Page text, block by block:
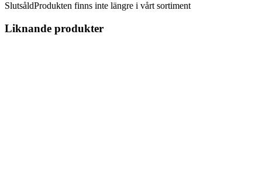
SlutsåldProdukten finns inte längre i vårt sortiment
Liknande produkter